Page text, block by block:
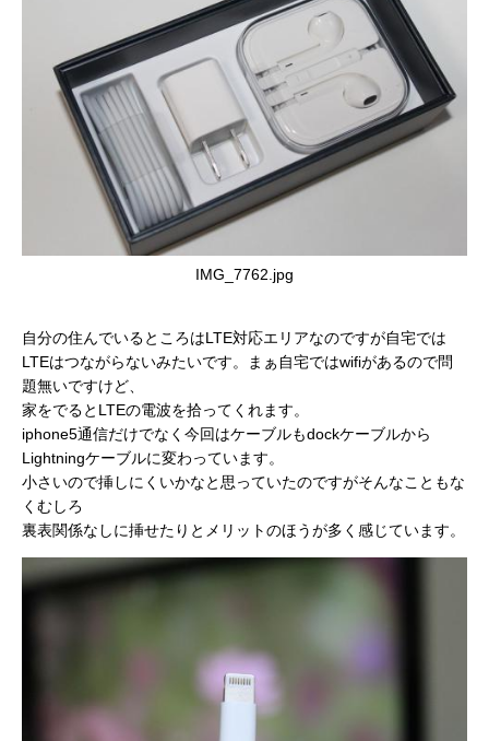
IMG_7762.jpg
自分の住んでいるところはLTE対応エリアなのですが自宅では
LTEはつながらないみたいです。まぁ自宅ではwifiがあるので問
題無いですけど、
家をでるとLTEの電波を拾ってくれます。
iphone5通信だけでなく今回はケーブルもdockケーブルから
Lightningケーブルに変わっています。
小さいので挿しにくいかなと思っていたのですがそんなこともな
くむしろ
裏表関係なしに挿せたりとメリットのほうが多く感じています。